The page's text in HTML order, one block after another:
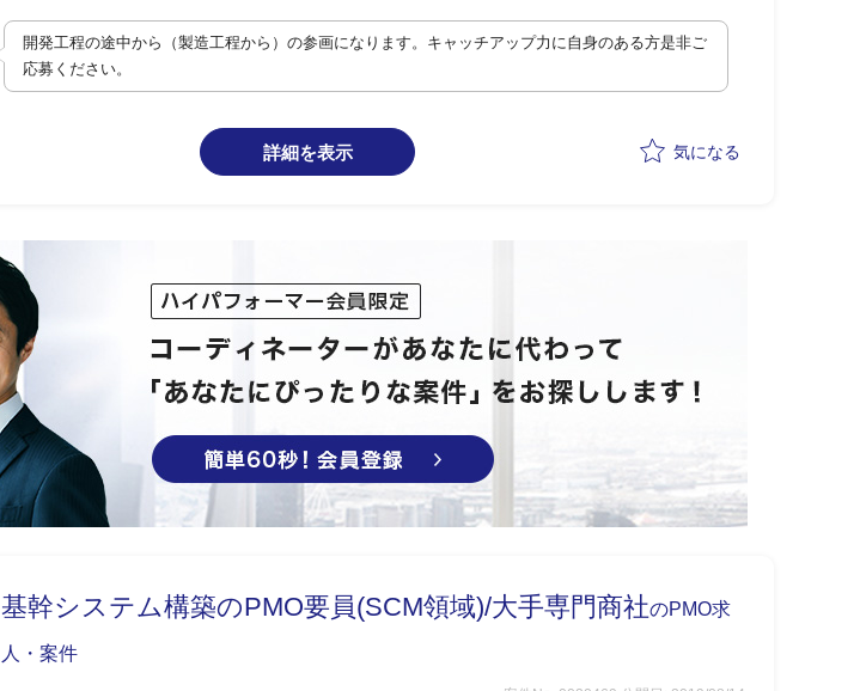
開発工程の途中から（製造工程から）の参画になります。キャッチアップ力に自身のある方是非ご
応募ください。
詳細を表示 気になる
基幹システム構築のPMO要員(SCM領域)/大手専門商社のPMO求
人・案件